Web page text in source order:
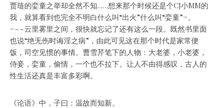
贾琏的娈童之举却全然不知……想来那个时候还是个CJ小MM的
我，就算看到也完全不明白什么叫“出火”什么叫“娈童”=。
=~~云里雾里之间，很快就忘记了还有这么一段。既然书里面
也说“绝无伤时诲淫之病”，由此可见这在那个时代是家常便
饭，司空见惯的事情。曹雪芹笔下的人物：大老婆，小老婆，
侍妾，娈童，偷情，一个也不拉下。让人不由得感叹，古人的
性生活还真是丰富多彩啊。
《论语》中，子曰：温故而知新。